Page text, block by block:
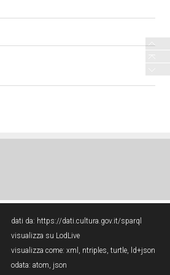
dati da: https://dati.cultura.gov.it/sparql
visualizza su LodLive
visualizza come: xml , ntriples, turtle, ld+json
odata: atom, json